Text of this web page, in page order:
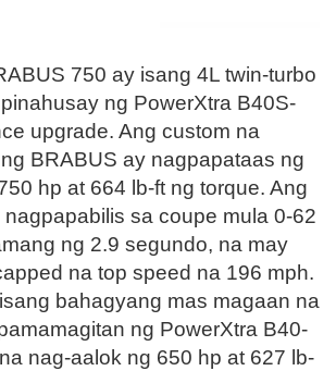
750 ay isang 4L twin-turbo
ng PowerXtra B40S-
upgrade. Ang custom na
BRABUS ay nagpapataas ng
hp at 664 lb-ft ng torque. Ang
nagpapabilis sa coupe mula 0-62
ng 2.9 segundo, na may
na top speed na 196 mph.
bahagyang mas magaan na
ng PowerXtra B40-
nag-aalok ng 650 hp at 627 lb-